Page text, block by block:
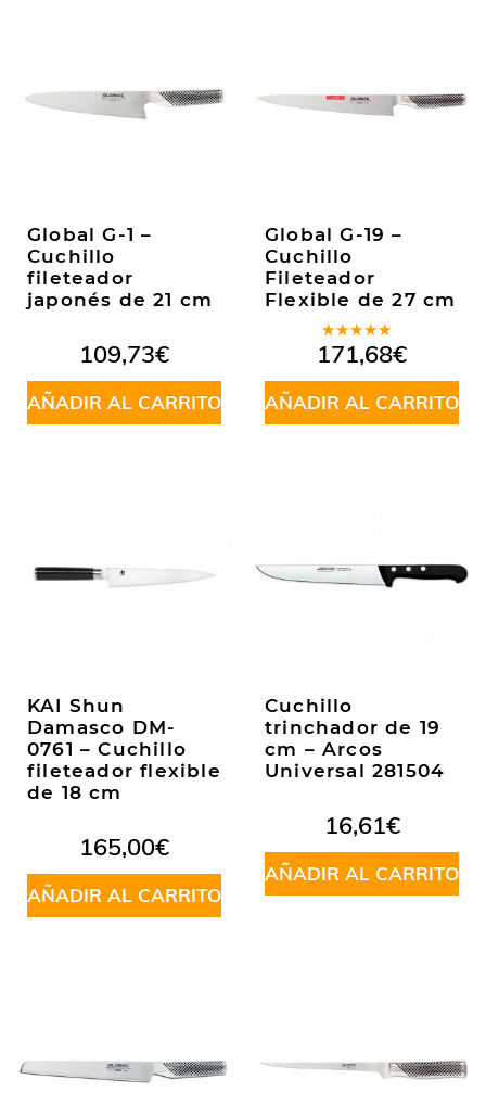
Global G-1 –
Cuchillo
fileteador
japonés de 21 cm
109,73€
AÑADIR AL CARRITO
Global G-19 –
Cuchillo
Fileteador
Flexible de 27 cm
Valorado
en 5.00de
5
171,68€
AÑADIR AL CARRITO
KAI Shun
Damasco DM-
0761 – Cuchillo
fileteador flexible
de 18 cm
165,00€
AÑADIR AL CARRITO
Cuchillo
trinchador de 19
cm – Arcos
Universal 281504
16,61€
AÑADIR AL CARRITO